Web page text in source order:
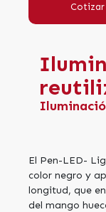
Cotizar
El Pen-LED-
color negro y
longitud, que
del mango